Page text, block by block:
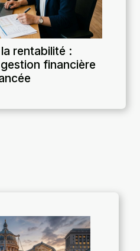
rentabilité :
financière